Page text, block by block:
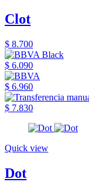
Clot
$ 8.700
$ 6.090
$ 6.960
$ 7.830
Quick view
Dot